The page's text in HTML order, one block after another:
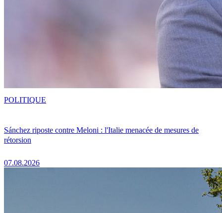
Sánchez riposte contre Meloni : l'Italie menacée de mesures de
rétorsion
07.08.2026
POLITIQUE